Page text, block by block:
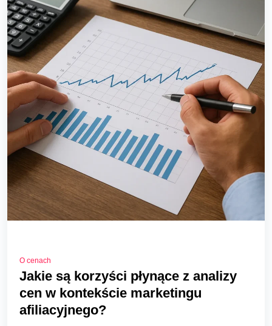
O cenach
Jakie są korzyści płynące z analizy
cen w kontekście marketingu
afiliacyjnego?